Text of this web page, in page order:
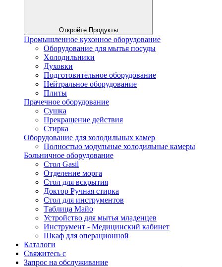
Откройте Продукты
Промышленное кухонное оборудование
Оборудование для мытья посуды
Xолодильники
Духовки
Подготовительное оборудование
Нейтральное оборудование
Плиты
Прачечное оборудование
Сушка
Прекращение действия
Стирка
Оборудование для холодильных камер
Полностью модульные холодильные камеры
Больничное оборудование
Стол Gasil
Отделение морга
Стол для вскрытия
Доктор Ручная стирка
Стол для инструментов
Таблица Майо
Устройство для мытья младенцев
Инструмент - Медицинский кабинет
Шкаф для операционной
Каталоги
Свяжитесь с
Запрос на обслуживание